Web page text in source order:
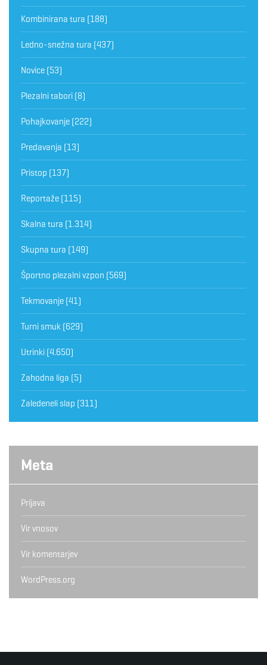
Kombinirana tura (188)
Ledno-snežna tura (437)
Novice (53)
Plezalni tabori (8)
Pohajkovanje (222)
Predavanja (13)
Pristop (137)
Reportaže (115)
Skalna tura (1.314)
Skupna tura (149)
Športno plezalni vzpon (569)
Tekmovanje (41)
Turni smuk (629)
Utrinki (4.650)
Zahodna liga (5)
Zaledeneli slap (311)
Meta
Prijava
Vir vnosov
Vir komentarjev
WordPress.org